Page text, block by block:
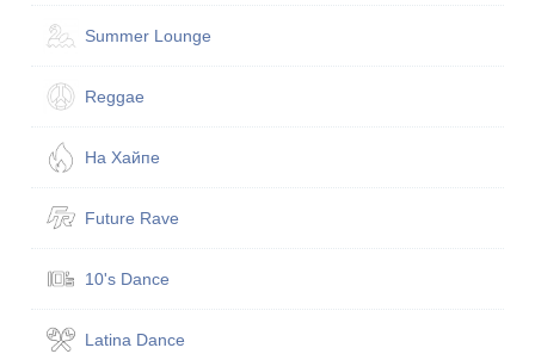
Summer Lounge
Reggae
На Хайпе
Future Rave
10's Dance
Latina Dance